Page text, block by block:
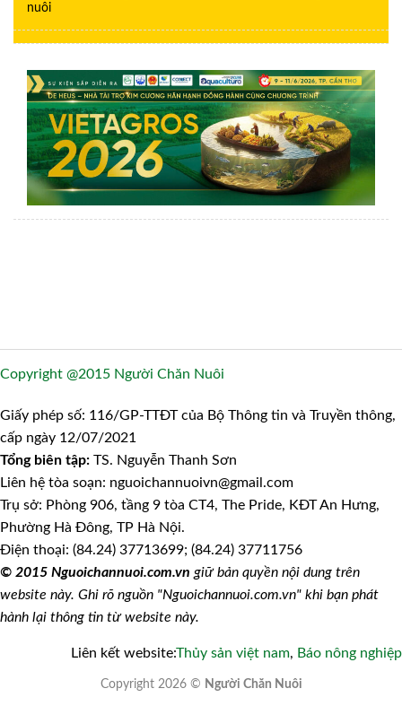
nuôi
Copyright @2015 Người Chăn Nuôi
Giấy phép số: 116/GP-TTĐT của Bộ Thông tin và Truyền thông,
cấp ngày 12/07/2021
Tổng biên tập: TS. Nguyễn Thanh Sơn
Liên hệ tòa soạn: nguoichannuoivn@gmail.com
Trụ sở: Phòng 906, tầng 9 tòa CT4, The Pride, KĐT An Hưng,
Phường Hà Đông, TP Hà Nội.
Điện thoại: (84.24) 37713699; (84.24) 37711756
© 2015 Nguoichannuoi.com.vn giữ bản quyền nội dung trên
website này. Ghi rõ nguồn "Nguoichannuoi.com.vn" khi bạn phát
hành lại thông tin từ website này.
Liên kết website:Thủy sản việt nam, Báo nông nghiệp
Copyright 2026 © Người Chăn Nuôi